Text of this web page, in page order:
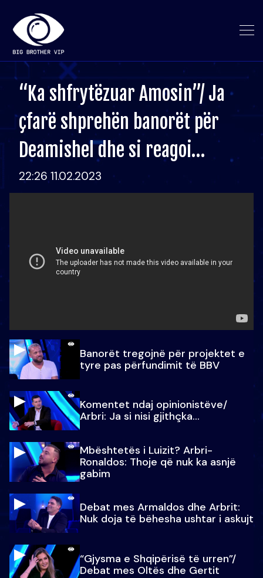
“Ka shfrytëzuar Amosin”/ Ja
çfarë shprehën banorët për
Deamishel dhe si reagoi…
22:26 11.02.2023
Banorët tregojnë për projektet e
tyre pas përfundimit të BBV
Komentet ndaj opinionistëve/
Arbri: Ja si nisi gjithçka…
Mbështetës i Luizit? Arbri-
Ronaldos: Thoje që nuk ka asnjë
gabim
Debat mes Armaldos dhe Arbrit:
Nuk doja të bëhesha ushtar i askujt
“Gjysma e Shqipërisë të urren”/
Debat mes Oltës dhe Gertit